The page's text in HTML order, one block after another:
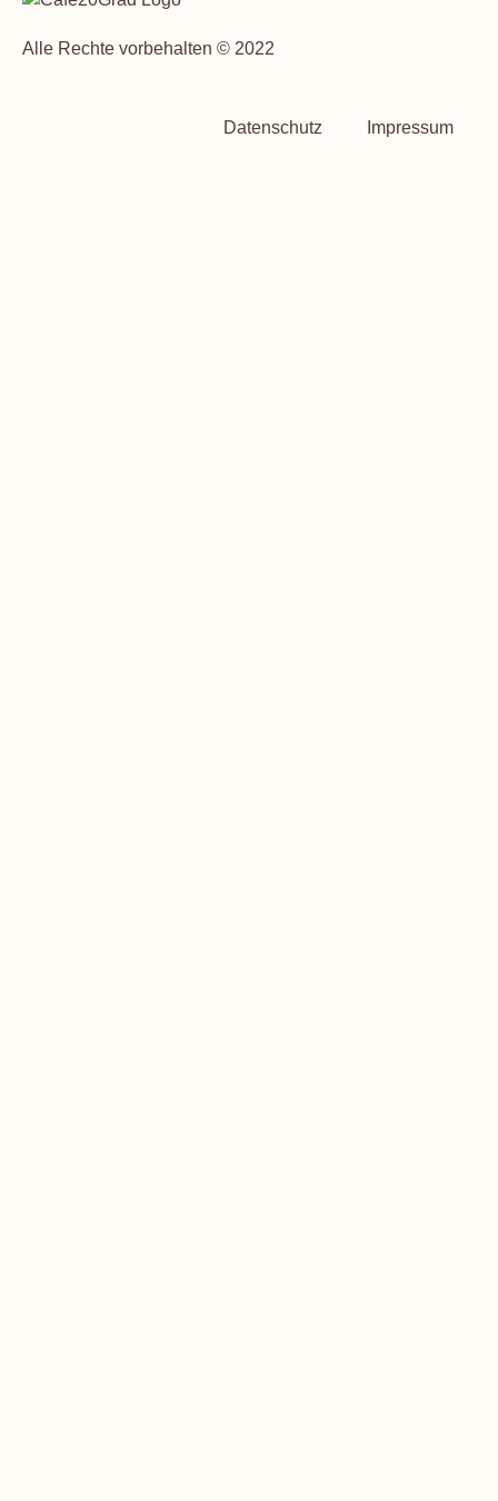
Alle Rechte vorbehalten © 2022
Datenschutz Impressum